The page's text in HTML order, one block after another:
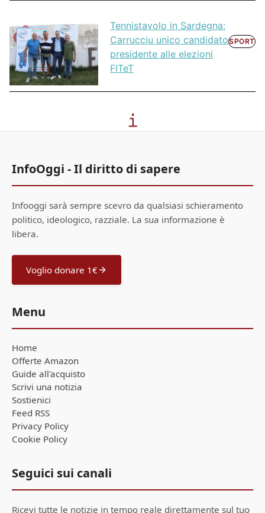
Tennistavolo in Sardegna:
Carrucciu unico candidato
presidente alle elezioni
FITeT
SPORT
InfoOggi - Il diritto di sapere
Infooggi sarà sempre scevro da qualsiasi schieramento
politico, ideologico, razziale. La sua informazione è
libera.
Voglio donare 1€
Menu
Home
Offerte Amazon
Guide all'acquisto
Scrivi una notizia
Sostienici
Feed RSS
Privacy Policy
Cookie Policy
Seguici sui canali
Ricevi tutte le notizie in tempo reale direttamente sul tuo